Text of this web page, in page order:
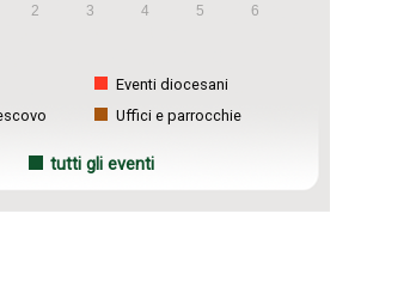
2 3 4 5 6
Eventi diocesani
Uffici e parrocchie
tutti gli eventi